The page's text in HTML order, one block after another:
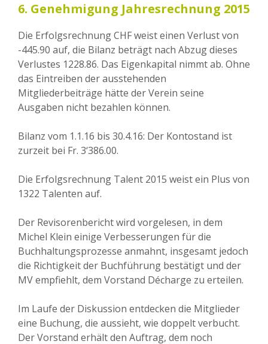
6. Genehmigung Jahresrechnung 2015
Die Erfolgsrechnung CHF weist einen Verlust von
-445.90 auf, die Bilanz beträgt nach Abzug dieses
Verlustes 1228.86. Das Eigenkapital nimmt ab. Ohne
das Eintreiben der ausstehenden
Mitgliederbeiträge hätte der Verein seine
Ausgaben nicht bezahlen können.
Bilanz vom 1.1.16 bis 30.4.16: Der Kontostand ist
zurzeit bei Fr. 3‘386.00.
Die Erfolgsrechnung Talent 2015 weist ein Plus von
1322 Talenten auf.
Der Revisorenbericht wird vorgelesen, in dem
Michel Klein einige Verbesserungen für die
Buchhaltungsprozesse anmahnt, insgesamt jedoch
die Richtigkeit der Buchführung bestätigt und der
MV empfiehlt, dem Vorstand Décharge zu erteilen.
Im Laufe der Diskussion entdecken die Mitglieder
eine Buchung, die aussieht, wie doppelt verbucht.
Der Vorstand erhält den Auftrag, dem noch